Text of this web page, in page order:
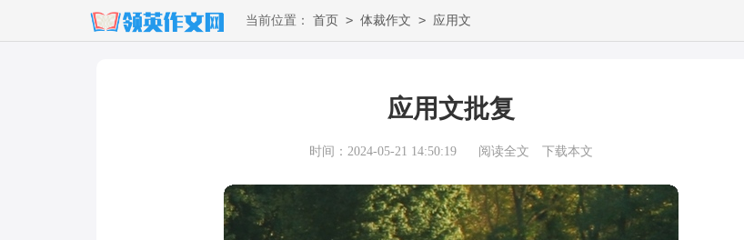
当前位置： 首页 > 体裁作文 > 应用文
应用文批复
时间：2024-05-21 14:50:19 阅读全文 下载本文